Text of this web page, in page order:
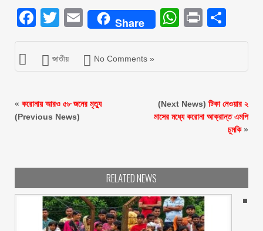
Facebook
Twitter
EmailShare Print
জাতীয় No Comments »
« করোনায় আরও ৫৮ জনের মৃত্যু
(Previous News)
(Next News) টিকা নেওয়ার ২
মাসের মধ্যে করোনা আক্রান্ত এমপি
চুমকি»
RELATED NEWS